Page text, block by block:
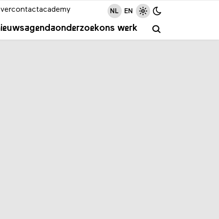
agendaonderzoekons werk
contactacademy NL EN